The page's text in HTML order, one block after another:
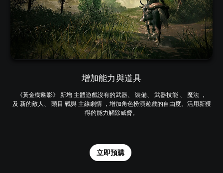
增加能力與道具
《黃金樹幽影》 新增 主體遊戲沒有的武器、 裝備、 武器技能 、 魔法 ，
及 新的敵人、 頭目 戰與 主線劇情 ，增加角色扮演遊戲的自由度。活用新獲
得的能力解除威脅。
立即預購